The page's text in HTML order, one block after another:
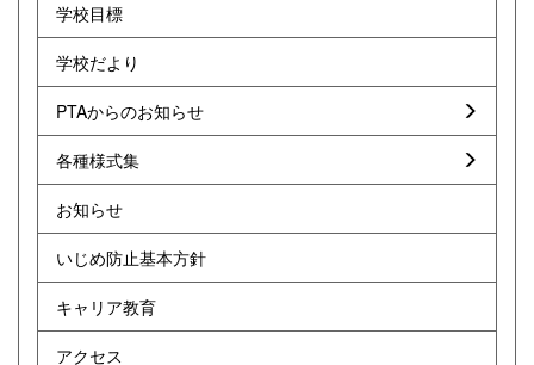
学校目標
学校だより
PTAからのお知らせ
各種様式集
お知らせ
いじめ防止基本方針
キャリア教育
アクセス